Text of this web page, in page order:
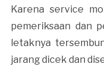
Karena service
pemeriksaan dan
letaknya
jarang dicek dan